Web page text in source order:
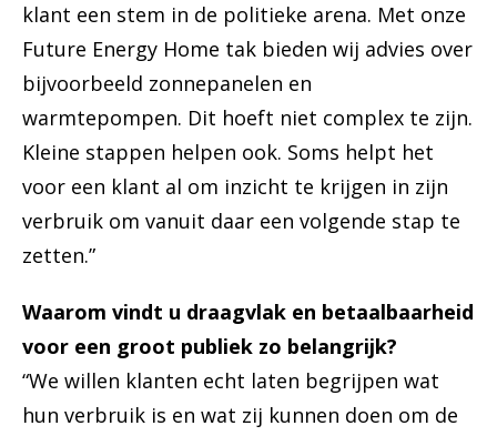
klant een stem in de politieke arena. Met onze
Future Energy Home tak bieden wij advies over
bijvoorbeeld zonnepanelen en
warmtepompen. Dit hoeft niet complex te zijn.
Kleine stappen helpen ook. Soms helpt het
voor een klant al om inzicht te krijgen in zijn
verbruik om vanuit daar een volgende stap te
zetten.”
Waarom vindt u draagvlak en betaalbaarheid
voor een groot publiek zo belangrijk?
“We willen klanten echt laten begrijpen wat
hun verbruik is en wat zij kunnen doen om de